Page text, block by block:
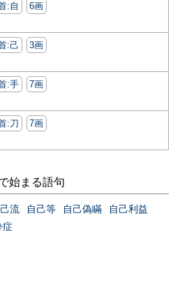
:⾃ 6画
:⼰ 3画
:⼿ 7画
:⼑ 7画
始まる語句
流 自己等 自己偽瞞
自己利益
症